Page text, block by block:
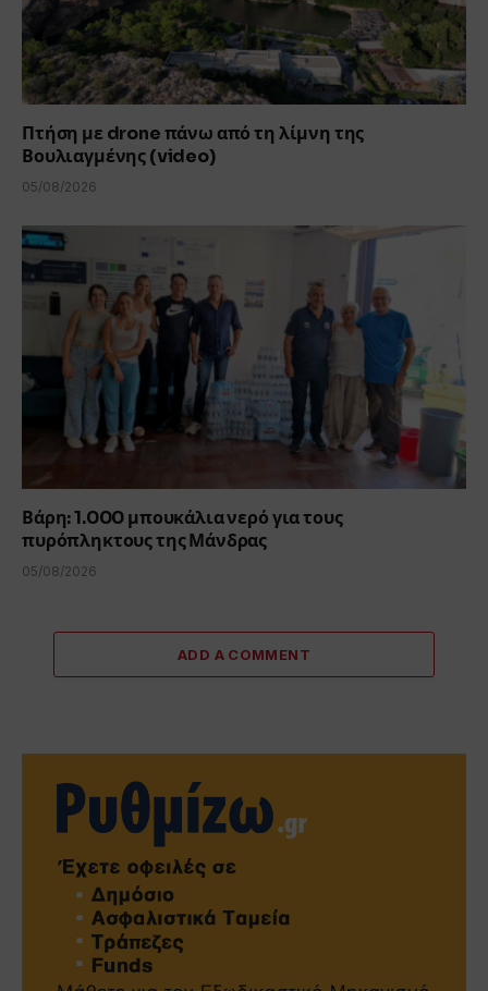
Πτήση με drone πάνω από τη λίμνη της
Βουλιαγμένης (video)
05/08/2026
Βάρη: 1.000 μπουκάλια νερό για τους
πυρόπληκτους της Μάνδρας
05/08/2026
ADD A COMMENT